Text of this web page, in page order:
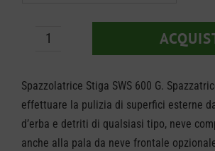
Spazzolatrice
SWS
600
G
Spazzolatrice Stiga SWS 600 G.
effettuare la pulizia di superfici esterne
d’erba e detriti di qualsiasi tipo, neve
anche alla pala da neve frontale